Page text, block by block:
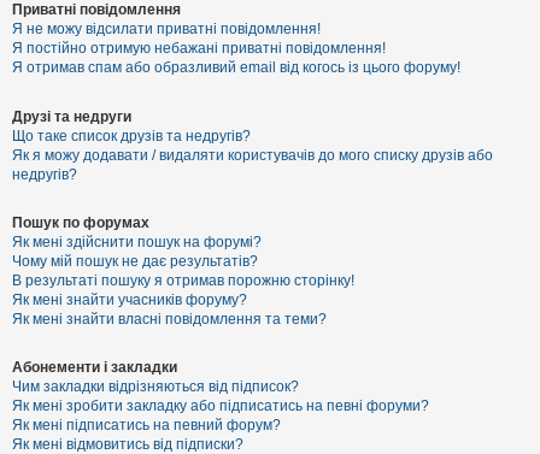
Приватні повідомлення
Я не можу відсилати приватні повідомлення!
Я постійно отримую небажані приватні повідомлення!
Я отримав спам або образливий email від когось із цього форуму!
Друзі та недруги
Що таке список друзів та недругів?
Як я можу додавати / видаляти користувачів до мого списку друзів або
недругів?
Пошук по форумах
Як мені здійснити пошук на форумі?
Чому мій пошук не дає результатів?
В результаті пошуку я отримав порожню сторінку!
Як мені знайти учасників форуму?
Як мені знайти власні повідомлення та теми?
Абонементи і закладки
Чим закладки відрізняються від підписок?
Як мені зробити закладку або підписатись на певні форуми?
Як мені підписатись на певний форум?
Як мені відмовитись від підписки?